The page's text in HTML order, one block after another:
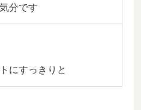
分です
にすっきりと